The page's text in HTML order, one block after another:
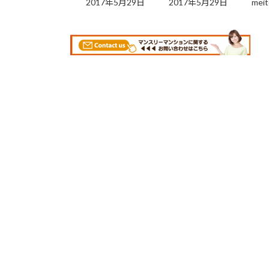
日
時
: